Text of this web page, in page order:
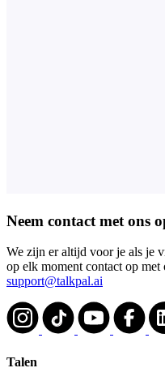
Neem contact met ons
We zijn er altijd voor je als je
op elk moment contact op met
support@talkpal.ai
Talen